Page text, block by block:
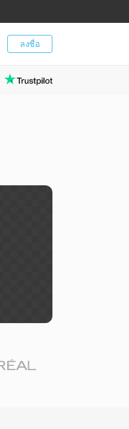
ลงชื่อ